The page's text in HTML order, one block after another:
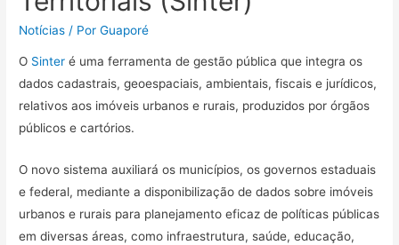
Notícias / PorGuaporé
O Sinteré uma ferramenta de gestão pública que integra os
dados cadastrais, geoespaciais, ambientais, fiscais e jurídicos,
relativos aos imóveis urbanos e rurais, produzidos por órgãos
públicos e cartórios.
O novo sistema auxiliará os municípios, os governos estaduais
e federal, mediante a disponibilização de dados sobre imóveis
urbanos e rurais para planejamento eficaz de políticas públicas
em diversas áreas, como infraestrutura, saúde, educação,